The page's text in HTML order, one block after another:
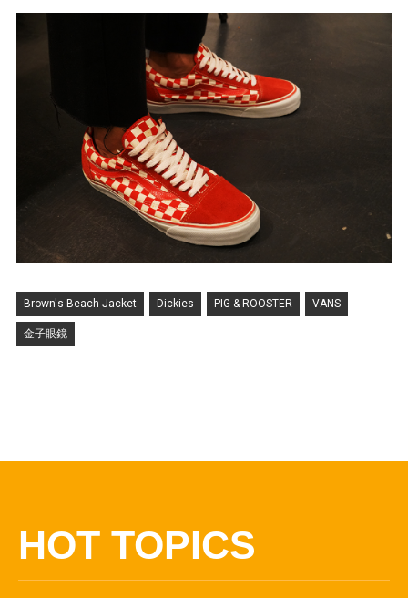
Brown's Beach Jacket Dickies PIG & ROOSTER VANS
金子眼鏡
HOT TOPICS